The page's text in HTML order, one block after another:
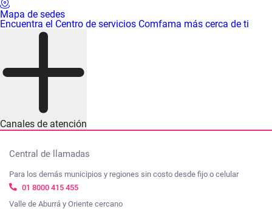
Mapa de sedes
Encuentra el Centro de servicios Comfama más cerca de ti
Canales de atención
Central de llamadas
Para los demás municipios y regiones sin costo desde fijo o celular
01 8000 415 455
Valle de Aburrá y Oriente cercano